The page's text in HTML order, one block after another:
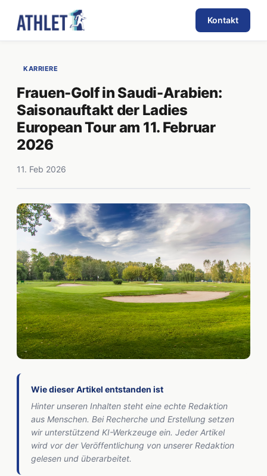
Kontakt
KARRIERE
Frauen-Golf in Saudi-Arabien:
Saisonauftakt der Ladies
European Tour am 11. Februar
2026
11. Feb 2026
Wie dieser Artikel entstanden ist
Hinter unseren Inhalten steht eine echte Redaktion
aus Menschen. Bei Recherche und Erstellung setzen
wir unterstützend KI-Werkzeuge ein. Jeder Artikel
wird vor der Veröffentlichung von unserer Redaktion
gelesen und überarbeitet.